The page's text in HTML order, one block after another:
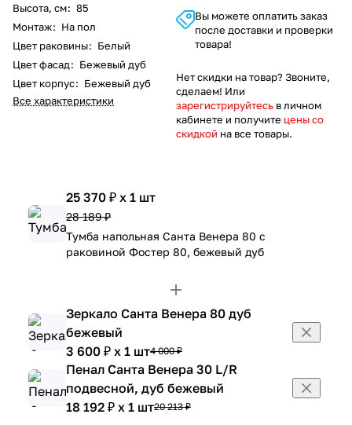
Высота, см: 85
Монтаж: На пол
Цвет раковины: Белый
Цвет фасад: Бежевый дуб
Цвет корпус: Бежевый дуб
Все характеристики
Вы можете оплатить заказ
после доставки и проверки
товара!
Нет скидки на товар? Звоните,
сделаем! Или
зарегистрируйтесь в личном
кабинете и получите цены со
скидкой на все товары.
25 370 ₽ x 1 шт
28 189 ₽
Тумба напольная Санта Венера 80 с
раковиной Фостер 80, бежевый дуб
Зеркало Санта Венера 80 дуб
бежевый
3 600 ₽ x 1 шт4 000 ₽
Пенал Санта Венера 30 L/R
подвесной, дуб бежевый
18 192 ₽ x 1 шт20 213 ₽